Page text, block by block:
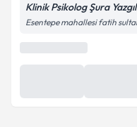
Klinik Psikolog Şura
Esentepe mahallesi fatih